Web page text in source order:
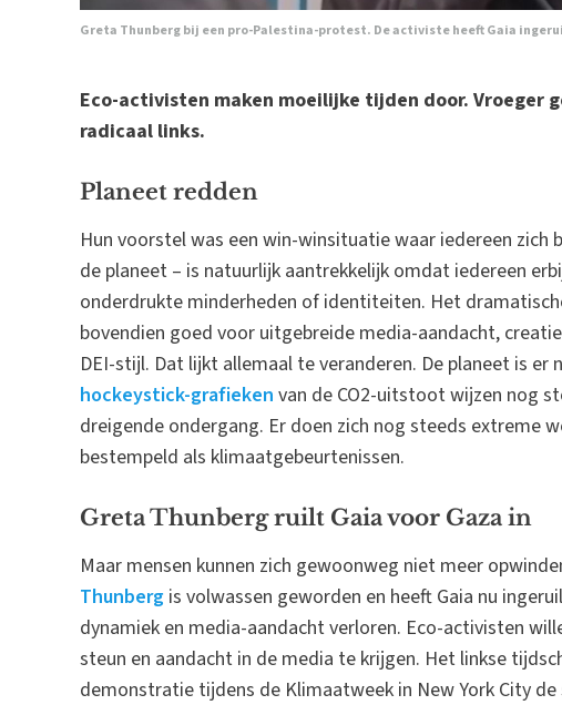
Greta Thunberg bij een pro-Palestina-protest. De activiste heeft Gaia
Eco-activisten maken moeilijke tijden door. Vroeger
radicaal links.
Planeet redden
Hun voorstel was een win-winsituatie waar iedereen zich
de planeet – is natuurlijk aantrekkelijk omdat iedereen
onderdrukte minderheden of identiteiten. Het
bovendien goed voor uitgebreide media-aandacht,
DEI-stijl. Dat lijkt allemaal te veranderen. De planeet is er
hockeystick-grafieken van de CO2-uitstoot wijzen nog
dreigende ondergang. Er doen zich nog steeds extreme
bestempeld als klimaatgebeurtenissen.
Greta Thunberg ruilt Gaia voor Gaza in
Maar mensen kunnen zich gewoonweg niet meer
Thunberg is volwassen geworden en heeft Gaia nu
dynamiek en media-aandacht verloren. Eco-activisten
steun en aandacht in de media te krijgen. Het linkse
demonstratie tijdens de Klimaatweek in New York City